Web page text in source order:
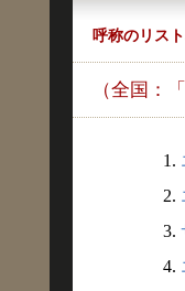
呼称のリス
（全国：
1.
2.
3.
4.